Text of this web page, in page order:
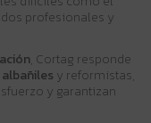
profesionales y
, Cortag responde
albañiles y reformistas,
y garantizan